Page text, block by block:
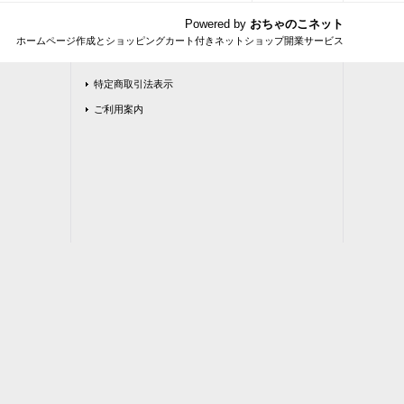
Powered by おちゃのこネット
ホームページ作成とショッピングカート付きネットショップ開業サービス
特定商取引法表示
ご利用案内